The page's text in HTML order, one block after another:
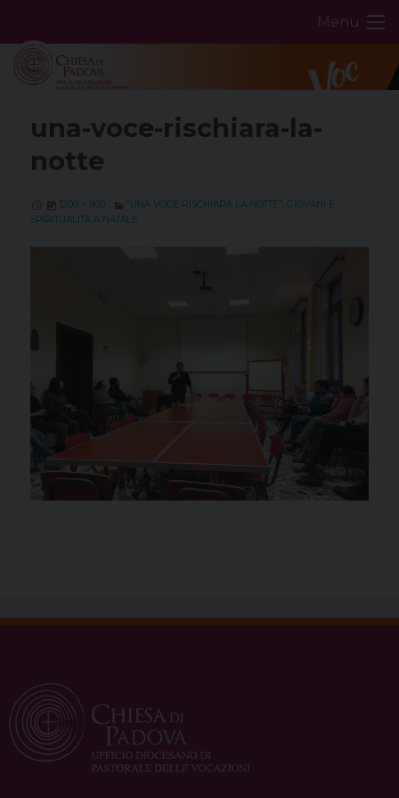
content
Menu
una-voce-rischiara-la-
notte
1200 × 900
“UNA VOCE RISCHIARA LA NOTTE”. GIOVANI E
SPIRITUALITÀ A NATALE